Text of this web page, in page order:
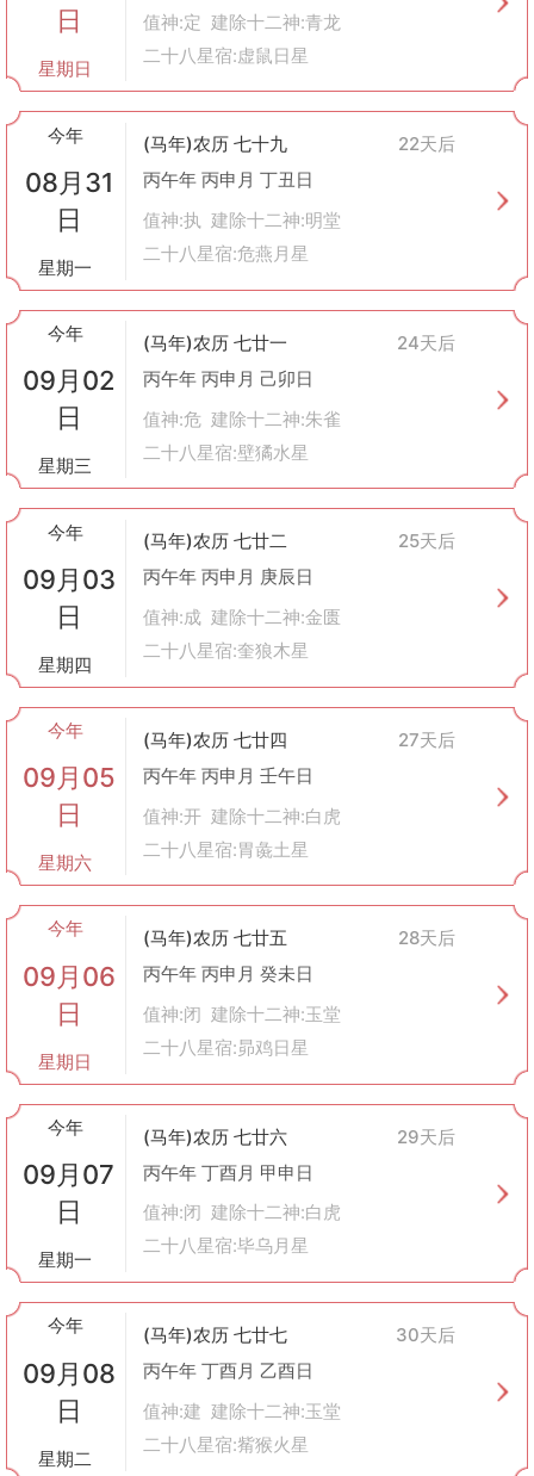
日
星期日
值神:定 建除十二神:青龙
二十八星宿:虚鼠日星
今年
08月31
日
星期一
(马年)农历 七十九
22天后
丙午年 丙申月 丁丑日
值神:执 建除十二神:明堂
二十八星宿:危燕月星
今年
09月02
日
星期三
(马年)农历 七廿一
24天后
丙午年 丙申月 己卯日
值神:危 建除十二神:朱雀
二十八星宿:壁獝水星
今年
09月03
日
星期四
(马年)农历 七廿二
25天后
丙午年 丙申月 庚辰日
值神:成 建除十二神:金匮
二十八星宿:奎狼木星
今年
09月05
日
星期六
(马年)农历 七廿四
27天后
丙午年 丙申月 壬午日
值神:开 建除十二神:白虎
二十八星宿:胃彘土星
今年
09月06
日
星期日
(马年)农历 七廿五
28天后
丙午年 丙申月 癸未日
值神:闭 建除十二神:玉堂
二十八星宿:昴鸡日星
今年
09月07
日
星期一
(马年)农历 七廿六
29天后
丙午年 丁酉月 甲申日
值神:闭 建除十二神:白虎
二十八星宿:毕乌月星
今年
09月08
日
星期二
(马年)农历 七廿七
30天后
丙午年 丁酉月 乙酉日
值神:建 建除十二神:玉堂
二十八星宿:觜猴火星